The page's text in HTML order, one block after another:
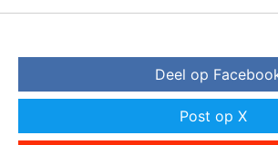
Deel op
Post op X